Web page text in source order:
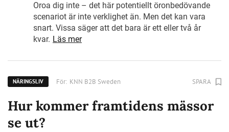
Oroa dig inte – det här potentiellt öronbedövande
scenariot är inte verklighet än. Men det kan vara
snart. Vissa säger att det bara är ett eller två år
kvar. Läs mer
NÄRINGSLIV För: KNN B2B Sweden SPARA
Hur kommer framtidens mässor
se ut?